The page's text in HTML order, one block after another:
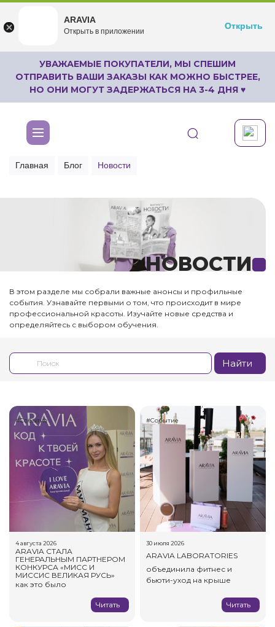
undefined
Бесплатноru.aravia.new
Открыть
УВАЖАЕМЫЕ ПОКУПАТЕЛИ, МЫ СПЕШИМ
ОТПРАВИТЬ ВАШИ ЗАКАЗЫ КАК МОЖНО БЫСТРЕЕ,
НО ОНИ МОГУТ ЗАДЕРЖАТЬСЯ НА 3-4 ДНЯ ♥
Главная Блог Новости
НОВОСТИ
В этом разделе мы собрали важные анонсы и профильные
события. Узнавайте первыми о том, что происходит в мире
профессиональной красоты. Изучайте новые средства и
определяйтесь с выбором обучения.
Найти
#Событие
4 августа 2026
ARAVIA СТАЛА
ГЕНЕРАЛЬНЫМ ПАРТНЕРОМ
КОНКУРСА «МИСС И
МИССИС ВЕЛИКАЯ РУСЬ»
как это было
Читать
#Событие
30 июля 2026
ARAVIA LABORATORIES
объединила фитнес и
бьюти-уход на крыше
Читать
ARAVIA
Открыть в приложении
Открыть